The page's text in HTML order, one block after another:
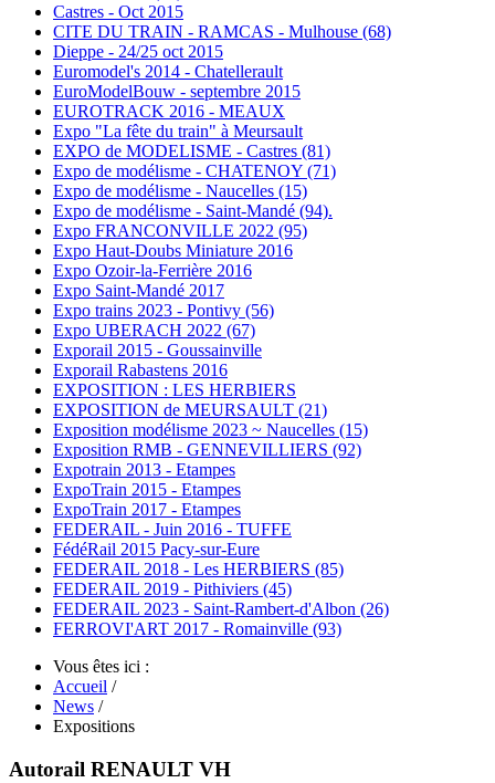
Castres - Oct 2015
CITE DU TRAIN - RAMCAS - Mulhouse (68)
Dieppe - 24/25 oct 2015
Euromodel's 2014 - Chatellerault
EuroModelBouw - septembre 2015
EUROTRACK 2016 - MEAUX
Expo "La fête du train" à Meursault
EXPO de MODELISME - Castres (81)
Expo de modélisme - CHATENOY (71)
Expo de modélisme - Naucelles (15)
Expo de modélisme - Saint-Mandé (94).
Expo FRANCONVILLE 2022 (95)
Expo Haut-Doubs Miniature 2016
Expo Ozoir-la-Ferrière 2016
Expo Saint-Mandé 2017
Expo trains 2023 - Pontivy (56)
Expo UBERACH 2022 (67)
Exporail 2015 - Goussainville
Exporail Rabastens 2016
EXPOSITION : LES HERBIERS
EXPOSITION de MEURSAULT (21)
Exposition modélisme 2023 ~ Naucelles (15)
Exposition RMB - GENNEVILLIERS (92)
Expotrain 2013 - Etampes
ExpoTrain 2015 - Etampes
ExpoTrain 2017 - Etampes
FEDERAIL - Juin 2016 - TUFFE
FédéRail 2015 Pacy-sur-Eure
FEDERAIL 2018 - Les HERBIERS (85)
FEDERAIL 2019 - Pithiviers (45)
FEDERAIL 2023 - Saint-Rambert-d'Albon (26)
FERROVI'ART 2017 - Romainville (93)
Vous êtes ici :
Accueil /
News /
Expositions
Autorail RENAULT VH